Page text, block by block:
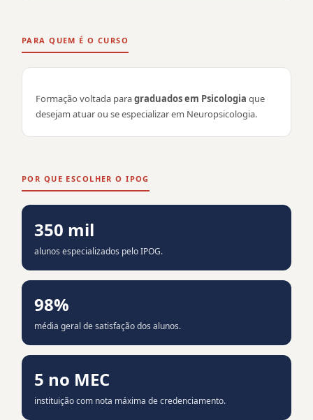
PARA QUEM É O CURSO
Formação voltada paragraduados em Psicologia que
desejam atuar ou se especializar em Neuropsicologia.
POR QUE ESCOLHER O IPOG
350 mil
alunos especializados pelo IPOG.
98%
média geral de satisfação dos alunos.
5 no MEC
instituição com nota máxima de credenciamento.